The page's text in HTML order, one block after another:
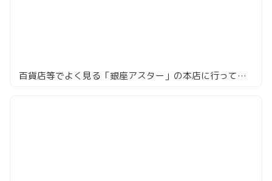
百貨店等でよく見る「銀座アスター」の本店に行ってみた